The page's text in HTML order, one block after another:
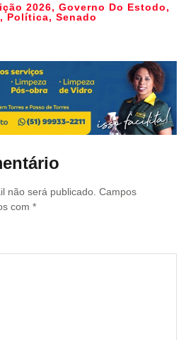
2026, Governo Do Estodo,
, Política, Senado
não será publicado. Campos
com *